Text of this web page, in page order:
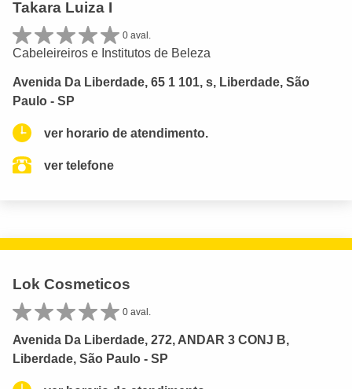
Takara Luiza I
0 aval.
Cabeleireiros e Institutos de Beleza
Avenida Da Liberdade, 65 1 101, s, Liberdade, São
Paulo - SP
ver horario de atendimento.
ver telefone
Lok Cosmeticos
0 aval.
Avenida Da Liberdade, 272, ANDAR 3 CONJ B,
Liberdade, São Paulo - SP